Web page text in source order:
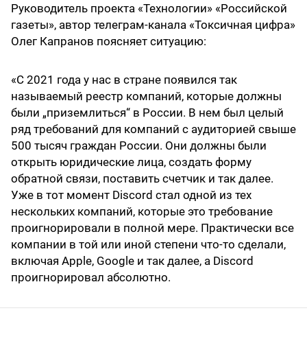
Руководитель проекта «Технологии» «Российской
газеты», автор телеграм-канала «Токсичная цифра»
Олег Капранов поясняет ситуацию:
«С 2021 года у нас в стране появился так
называемый реестр компаний, которые должны
были „приземлиться“ в России. В нем был целый
ряд требований для компаний с аудиторией свыше
500 тысяч граждан России. Они должны были
открыть юридические лица, создать форму
обратной связи, поставить счетчик и так далее.
Уже в тот момент Discord стал одной из тех
нескольких компаний, которые это требование
проигнорировали в полной мере. Практически все
компании в той или иной степени что-то сделали,
включая Apple, Google и так далее, а Discord
проигнорировал абсолютно.